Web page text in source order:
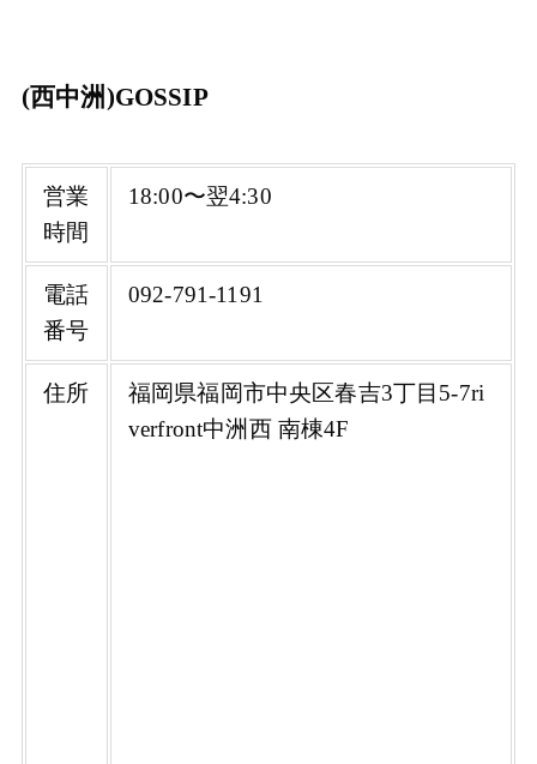
(西中洲)GOSSIP
営業
時間
18:00〜翌4:30
電話
番号
092-791-1191
住所
福岡県福岡市中央区春吉3丁目5-7ri
verfront中洲西 南棟4F